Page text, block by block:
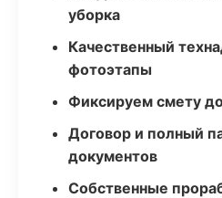
уборка
Качественный
фотоэтапы
Фиксируем смету
Договор и полный
документов
Собственные